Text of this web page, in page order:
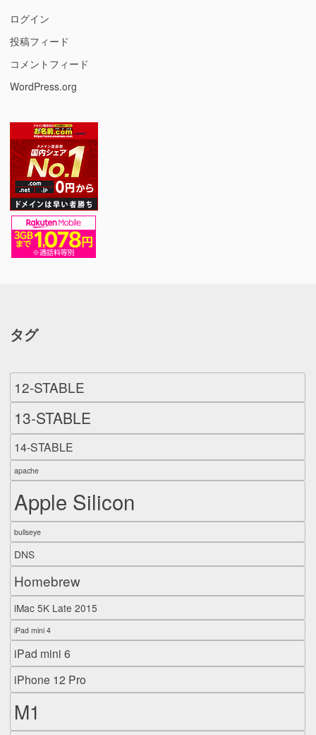
ログイン
投稿フィード
コメントフィード
WordPress.org
タグ
12-STABLE
13-STABLE
14-STABLE
apache
Apple Silicon
bullseye
DNS
Homebrew
iMac 5K Late 2015
iPad mini 4
iPad mini 6
iPhone 12 Pro
M1